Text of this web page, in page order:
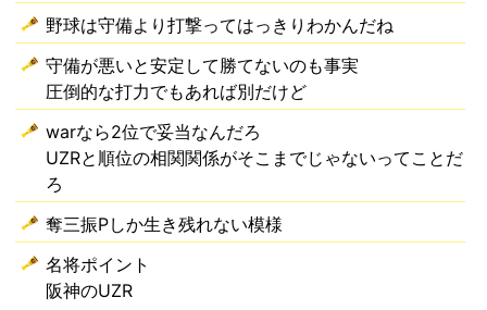
野球は守備より打撃ってはっきりわかんだね
守備が悪いと安定して勝てないのも事実
圧倒的な打力でもあれば別だけど
warなら2位で妥当なんだろ
UZRと順位の相関関係がそこまでじゃないってことだ
ろ
奪三振Pしか生き残れない模様
名将ポイント
阪神のUZR